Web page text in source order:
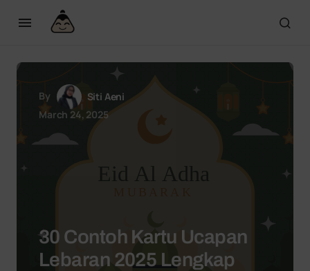
By
Siti Aeni
March 24, 2025
30 Contoh Kartu Ucapan
Lebaran 2025 Lengkap